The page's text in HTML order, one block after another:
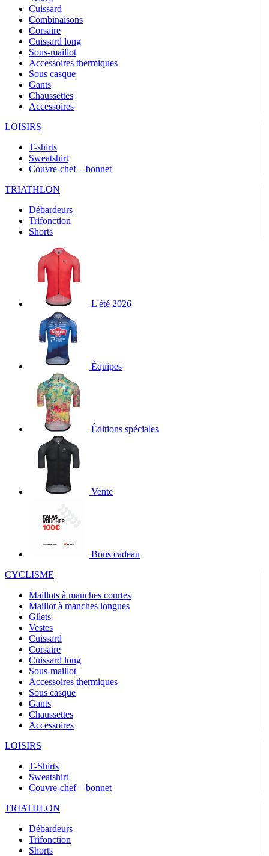
Cuissard
Combinaisons
Corsaire
Cuissard long
Sous-maillot
Accessoires thermiques
Sous casque
Gants
Chaussettes
Accessoires
LOISIRS
T-shirts
Sweatshirt
Couvre-chef – bonnet
TRIATHLON
Débardeurs
Trifonction
Shorts
L'été 2026
Équipes
Éditions spéciales
Vente
Bons cadeau
CYCLISME
Maillots à manches courtes
Maillot à manches longues
Gilets
Vestes
Cuissard
Corsaire
Cuissard long
Sous-maillot
Accessoires thermiques
Sous casque
Gants
Chaussettes
Accessoires
LOISIRS
T-Shirts
Sweatshirt
Couvre-chef – bonnet
TRIATHLON
Débardeurs
Trifonction
Shorts